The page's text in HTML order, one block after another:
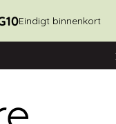
Eindigt binnenkort